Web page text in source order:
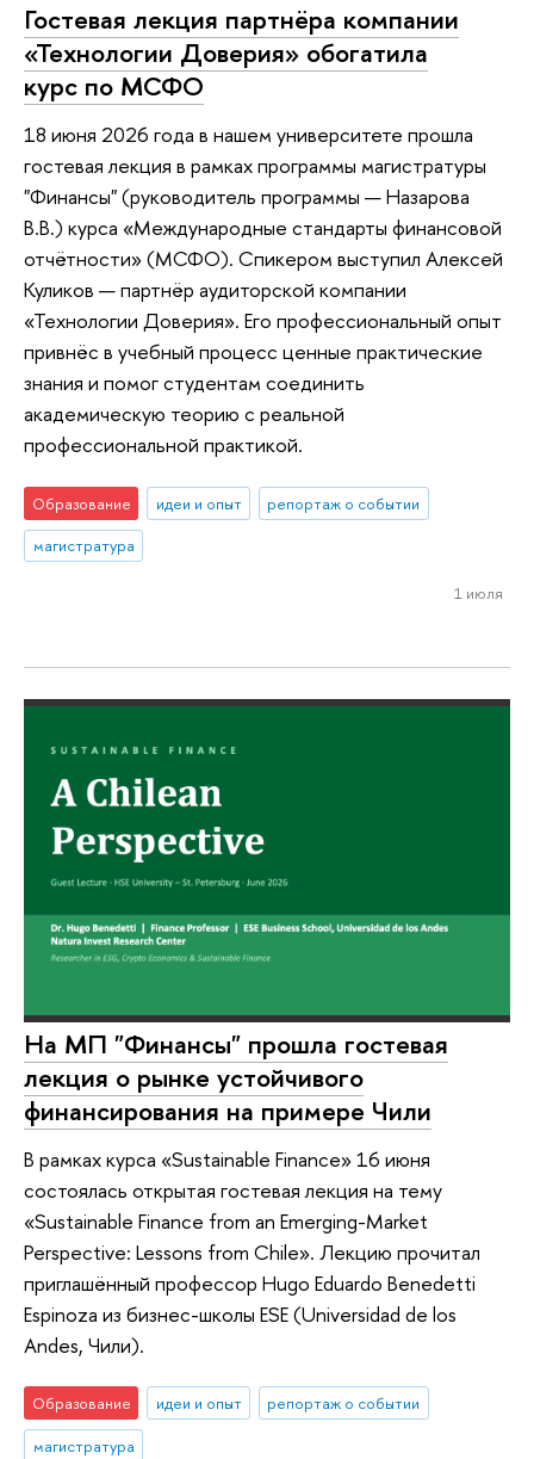
Гостевая лекция партнёра компании
«Технологии Доверия» обогатила
курс по МСФО
18 июня 2026 года в нашем университете прошла
гостевая лекция в рамках программы магистратуры
"Финансы" (руководитель программы — Назарова
В.В.) курса «Международные стандарты финансовой
отчётности» (МСФО). Спикером выступил Алексей
Куликов — партнёр аудиторской компании
«Технологии Доверия». Его профессиональный опыт
привнёс в учебный процесс ценные практические
знания и помог студентам соединить
академическую теорию с реальной
профессиональной практикой.
Образование идеи и опыт
репортаж о событии
магистратура
1 июля
На МП "Финансы" прошла гостевая
лекция о рынке устойчивого
финансирования на примере Чили
В рамках курса «Sustainable Finance» 16 июня
состоялась открытая гостевая лекция на тему
«Sustainable Finance from an Emerging-Market
Perspective: Lessons from Chile». Лекцию прочитал
приглашённый профессор Hugo Eduardo Benedetti
Espinoza из бизнес-школы ESE (Universidad de los
Andes, Чили).
Образование идеи и опыт
репортаж о событии
магистратура